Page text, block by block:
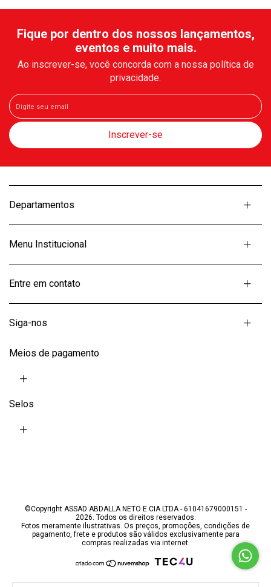
Fique por dentro dos nossos lançamentos,
eventos e muito mais.
Ao inscrever-se, você concorda com a nossa política de
privacidade.
Departamentos
Menu Institucional
Entre em contato
Siga-nos
Meios de pagamento
Selos
©Copyright ASSAD ABDALLA NETO E CIA LTDA - 61041679000151 -
2026. Todos os direitos reservados.
Fotos meramente ilustrativas. Os preços, promoções, condições de
pagamento, frete e produtos são válidos exclusivamente para
compras realizadas via internet.